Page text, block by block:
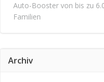
Auto-Booster von bis zu
Familien
Archiv